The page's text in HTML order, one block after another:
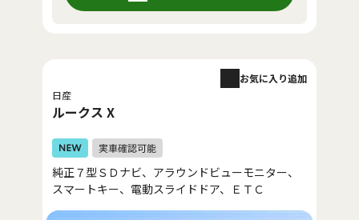
日産
ルークス X
お気に入り追加
純正７型ＳＤナビ、アラウンドビューモニター、
スマートキー、電動スライドドア、ＥＴＣ